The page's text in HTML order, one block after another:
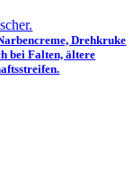
Drehkruke
bei Falten, ältere